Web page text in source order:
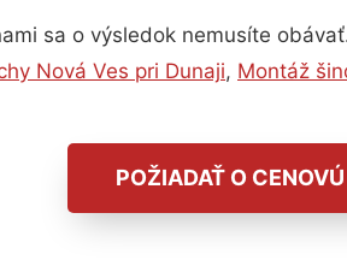
sa o výsledok nemusíte
Nová Ves pri Dunaji, Montáž
POŽIADAŤ O